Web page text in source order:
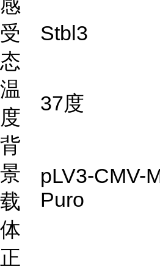
感
受
态
Stbl3
温
度
37度
背
景
载
体
pLV3-CMV-
Puro
正